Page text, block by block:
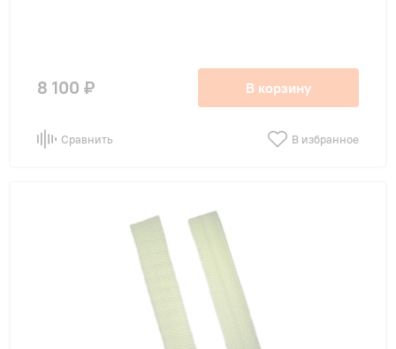
8 100 ₽ В корзину
Сравнить В избранное